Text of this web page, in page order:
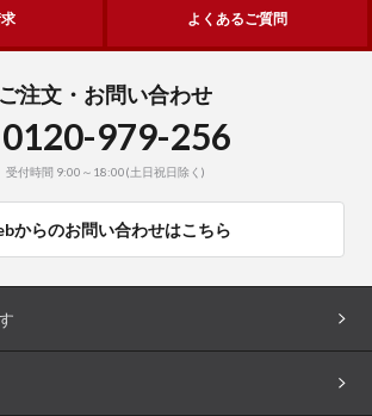
よくあるご質問
ご注文・お問い合わせ
0120-979-256
受付時間 9:00～18:00(土日祝日除く)
からのお問い合わせはこちら